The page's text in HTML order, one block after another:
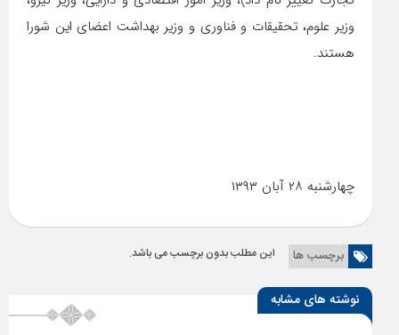
وزیر علوم، تحقیقات و فناوری و وزیر بهداشت اعضای این شورا
هستند.
چهارشنبه ۲۸ آبان ۱۳۹۳
برچسب ها این مطلب بدون برچسب می باشد.
نوشته های مشابه